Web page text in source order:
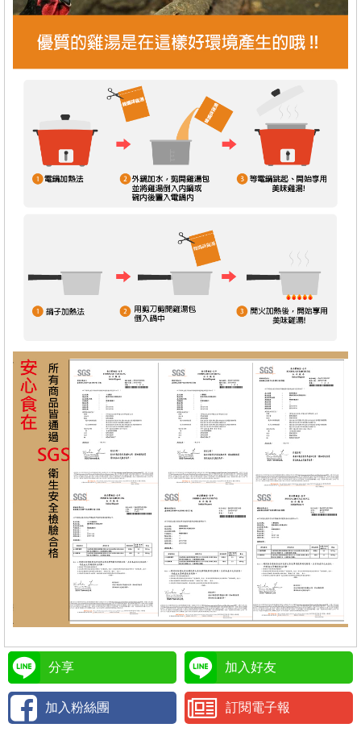
分享 加入好友
加入粉絲團 訂閱電子報